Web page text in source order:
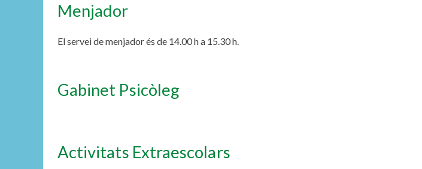
Menjador
El servei de menjador és de 14.00 h a 15.30 h.
Gabinet Psicòleg
Activitats Extraescolars